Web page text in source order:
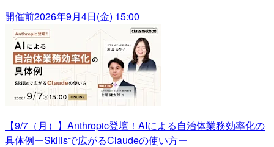
開催前2026年9月4日(金) 15:00
【9/7（月）】Anthropic登壇！AIによる自治体業務効率化の
具体例ーSkillsで広がるClaudeの使い方ー